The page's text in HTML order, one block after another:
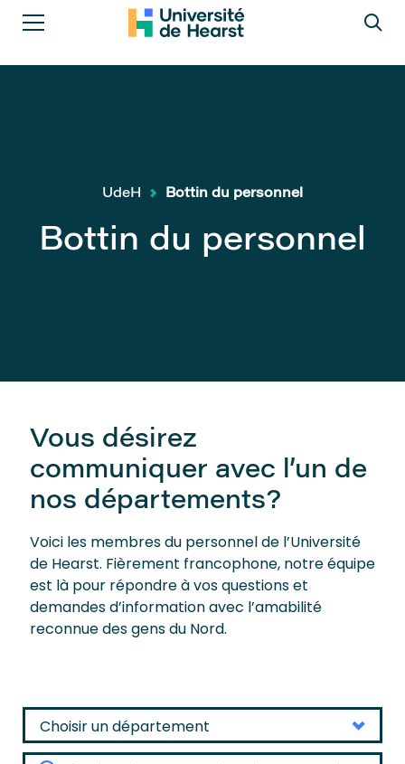
Bottin du personnel
UdeH Bottin du personnel
Vous désirez
communiquer avec l’un de
nos départements?
Voici les membres du personnel de l’Université
de Hearst. Fièrement francophone, notre équipe
est là pour répondre à vos questions et
demandes d’information avec l’amabilité
reconnue des gens du Nord.
Choisir un département